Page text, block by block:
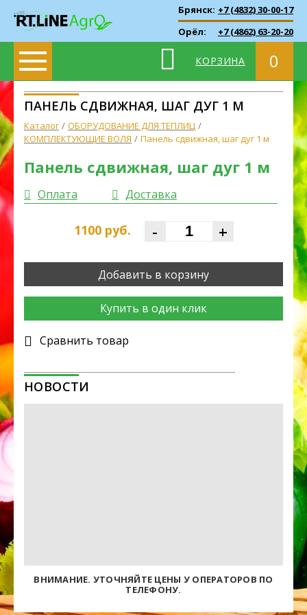
Брянск: +7 (4832) 30-00-17
Орёл:
+7 (4862) 63-20-20
КОРЗИНА 0
НОВОСТИ
ВНИМАНИЕ. УТОЧНЯЙТЕ ЦЕНЫ У ОПЕРАТОРОВ ПО
ТЕЛЕФОНУ.
ПАНЕЛЬ СДВИЖНАЯ, ШАГ ДУГ 1 М
Каталог
ОБОРУДОВАНИЕ ДЛЯ ТЕПЛИЦ
КОМПЛЕКТУЮЩИЕ ВОЛЯ
Панель сдвижная, шаг дуг 1 м
Панель сдвижная, шаг дуг 1 м
Оплата Доставка
1100руб. - +
Добавить в корзину
Купить в один клик
Cравнить товар